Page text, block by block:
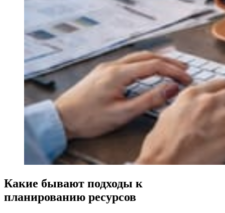
Какие бывают подходы к
планированию ресурсов